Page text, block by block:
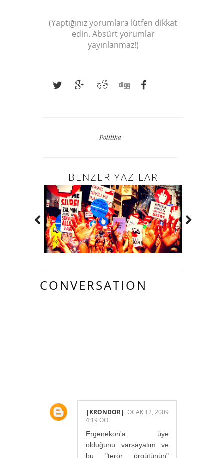
(Yaptığınız yorumlara lütfen dikkat
edin. Absürt yorumlar
yayınlanmaz!)
Politika
BENZER YAZILAR
CONVERSATION
|KRONDOR| OCAK 12, 2009
4:19 ÖÖ
Ergenekon'a üye
olduğunu varsayalım ve
bu "terör örgütünün"